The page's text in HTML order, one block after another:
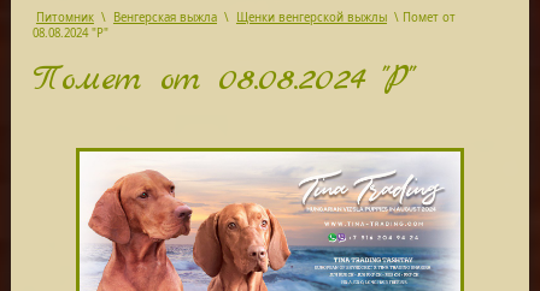
Питомник \ Венгерская выжла \ Щенки венгерской выжлы \ Помет от
08.08.2024 "Р"
Помет от 08.08.2024 "Р"